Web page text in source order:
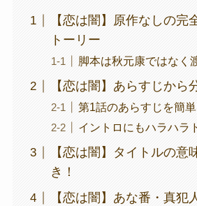
【恋は闇】原作なしの完
トーリー
脚本は秋元康ではなく
【恋は闇】あらすじから
第1話のあらすじを簡
イントロにもハラハラ
【恋は闇】タイトルの意
き！
【恋は闇】あな番・真犯